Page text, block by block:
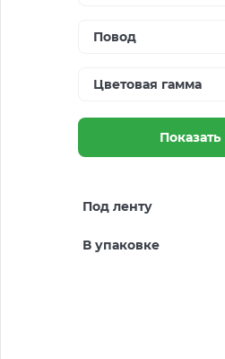
Повод
Цветовая гамма
Показать
Под ленту
В упаковке